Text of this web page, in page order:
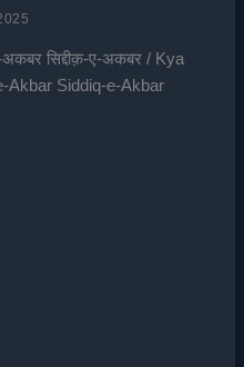
अकबर सिद्दीक़-ए-अकबर / Kya
Akbar Siddiq-e-Akbar